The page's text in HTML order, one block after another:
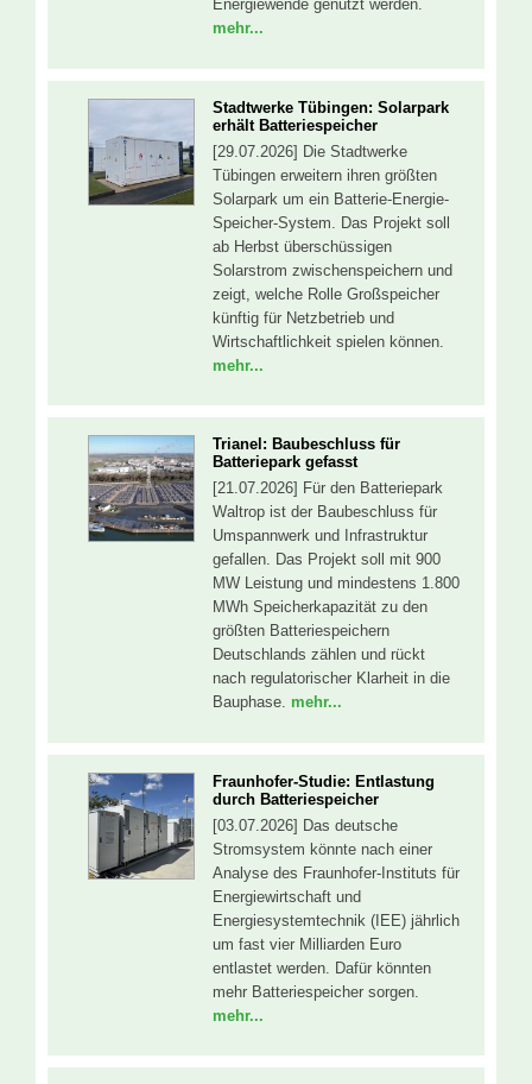
Energiewende genutzt werden.
mehr...
Stadtwerke Tübingen: Solarpark
erhält Batteriespeicher
[29.07.2026] Die Stadtwerke
Tübingen erweitern ihren größten
Solarpark um ein Batterie-Energie-
Speicher-System. Das Projekt soll
ab Herbst überschüssigen
Solarstrom zwischenspeichern und
zeigt, welche Rolle Großspeicher
künftig für Netzbetrieb und
Wirtschaftlichkeit spielen können.
mehr...
Trianel: Baubeschluss für
Batteriepark gefasst
[21.07.2026] Für den Batteriepark
Waltrop ist der Baubeschluss für
Umspannwerk und Infrastruktur
gefallen. Das Projekt soll mit 900
MW Leistung und mindestens 1.800
MWh Speicherkapazität zu den
größten Batteriespeichern
Deutschlands zählen und rückt
nach regulatorischer Klarheit in die
Bauphase. mehr...
Fraunhofer-Studie: Entlastung
durch Batteriespeicher
[03.07.2026] Das deutsche
Stromsystem könnte nach einer
Analyse des Fraunhofer-Instituts für
Energiewirtschaft und
Energiesystemtechnik (IEE) jährlich
um fast vier Milliarden Euro
entlastet werden. Dafür könnten
mehr Batteriespeicher sorgen.
mehr...